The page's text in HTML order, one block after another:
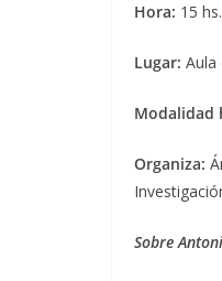
Hora: 15 hs.
Lugar: Aula
Modalidad
Organiza:
Sobre